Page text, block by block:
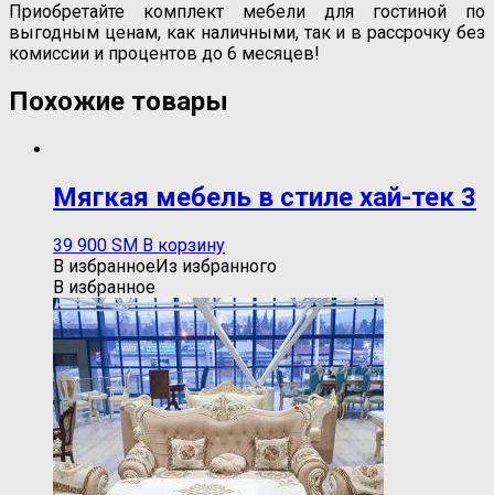
Приобретайте комплект мебели для гостиной по
выгодным ценам, как наличными, так и в рассрочку без
комиссии и процентов до 6 месяцев!
Похожие товары
Мягкая мебель в стиле хай-тек 3
39 900 ЅМ В корзину
В избранноеИз избранного
В избранное